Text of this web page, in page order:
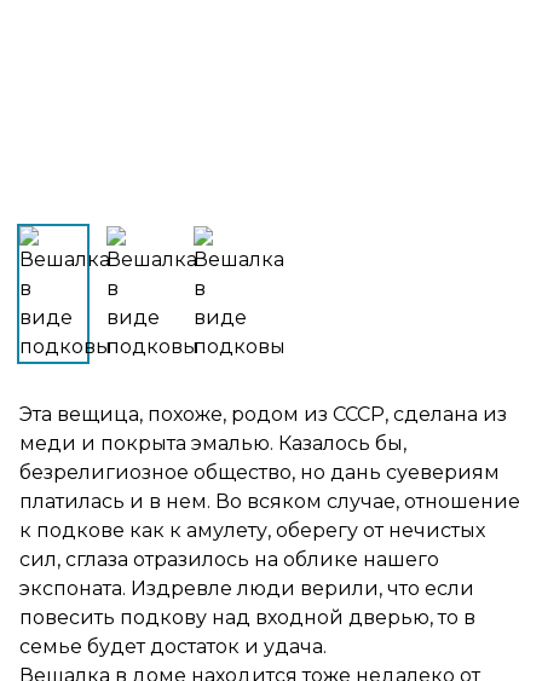
Эта вещица, похоже, родом из СССР, сделана из
меди и покрыта эмалью. Казалось бы,
безрелигиозное общество, но дань суевериям
платилась и в нем. Во всяком случае, отношение
к подкове как к амулету, оберегу от нечистых
сил, сглаза отразилось на облике нашего
экспоната. Издревле люди верили, что если
повесить подкову над входной дверью, то в
семье будет достаток и удача.
Вешалка в доме находится тоже недалеко от